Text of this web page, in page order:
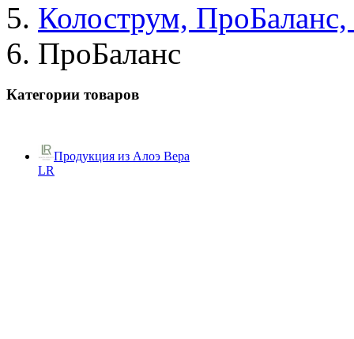
Колострум, ПроБаланс,
ПроБаланс
Категории товаров
Продукция из Алоэ Вера
LR